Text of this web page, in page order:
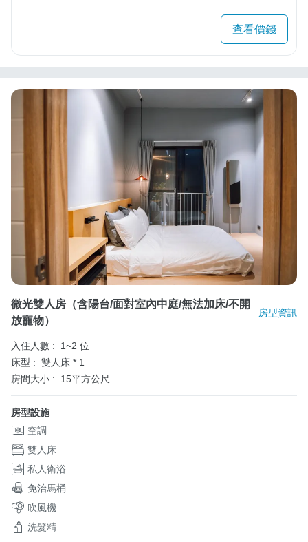
查看價錢
微光雙人房（含陽台/面對室內中庭/無法加床/不開
放寵物）
房型資訊
入住人數 :
1~2 位
床型 : 雙人床 * 1
房間大小 :
15平方公尺
房型設施
空調
雙人床
私人衛浴
免治馬桶
吹風機
洗髮精